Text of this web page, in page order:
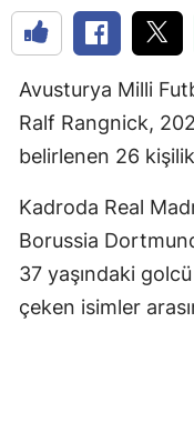
Avusturya Milli
Ralf Rangnick,
belirlenen 26
Kadroda Real
Borussia
37 yaşındaki
çeken isimler